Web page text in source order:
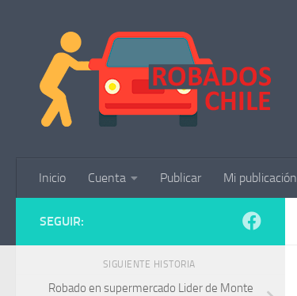
Inicio Cuenta Publicar Mi publicación
SEGUIR:
SIGUIENTE HISTORIA
Robado en supermercado Lider de Monte